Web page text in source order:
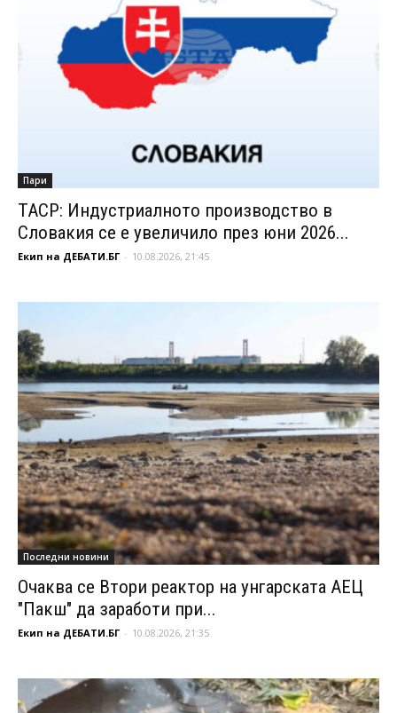
Пари
ТАСР: Индустриалното производство в
Словакия се е увеличило през юни 2026...
Екип на ДЕБАТИ.БГ - 10.08.2026, 21:45
Последни новини
Очаква се Втори реактор на унгарската АЕЦ
"Пакш" да заработи при...
Екип на ДЕБАТИ.БГ - 10.08.2026, 21:35